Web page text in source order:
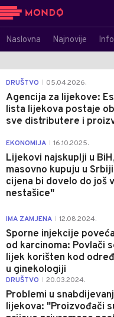
Naslovna Najnovije Info
DRUŠTVO 05.04.2026.
Agencija za lijekove:
lista lijekova postaje
sve distributere i
EKONOMIJA 16.10.2025.
Lijekovi najskuplji u
masovno kupuju u
cijena bi dovelo do još
nestašice"
IMA ZAMJENA 12.08.2024.
Sporne injekcije
od karcinoma: Povlači
lijek korišten kod
u ginekologiji
DRUŠTVO 20.03.2024.
Problemi u
lijekova: "Proizvođači